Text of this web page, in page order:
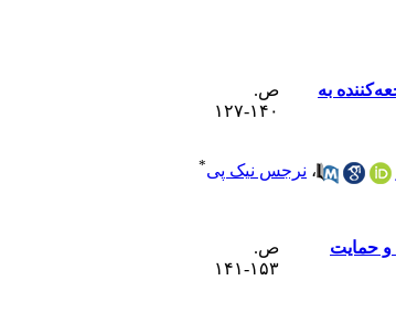
به
ص.
۱۴۰-۱۲۷
، نرجس نیک پی*
و حمایت
ص.
۱۵۳-۱۴۱